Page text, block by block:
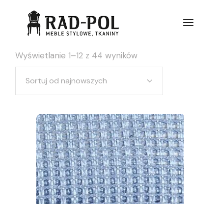
Wyświetlanie 1–12 z 44 wyników
Sortuj od najnowszych